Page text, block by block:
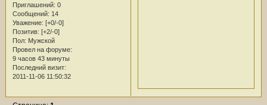
Приглашений: 0
Сообщений: 14
Уважение: [+0/-0]
Позитив: [+2/-0]
Пол: Мужской
Провел на форуме:
9 часов 43 минуты
Последний визит:
2011-11-06 11:50:32